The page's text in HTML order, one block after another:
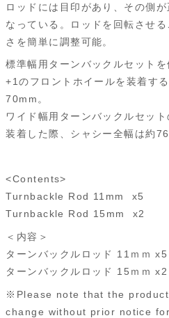
ロッドには目印があり、その側
なっている。ロッドを回転させ
さを簡単に調整可能。
標準幅用ターンバックルセット
+1のフロントホイールを装着す
70mm。
ワイド幅用ターンバックルセッ
装着した際、シャシー全幅は約
<Contents>
Turnbackle Rod 11mm x5
Turnbackle Rod 15mm x2
＜内容＞
ターンバックルロッド 11ｍｍ x5
ターンバックルロッド 15ｍｍ x2
※Please note that the
change without prior notice